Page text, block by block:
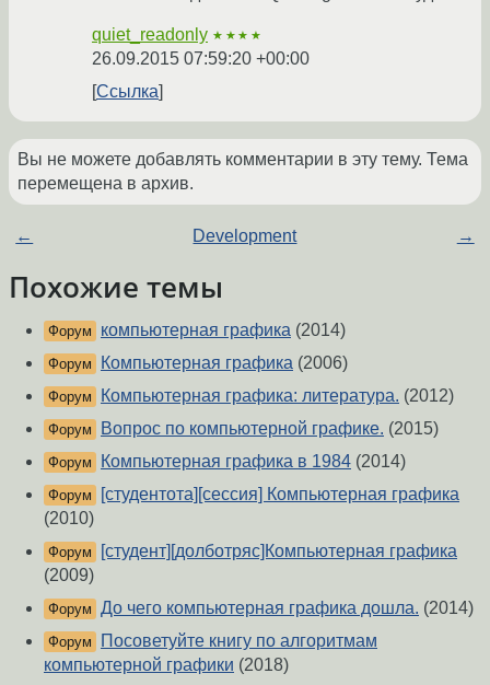
quiet_readonly ★★★★
26.09.2015 07:59:20 +00:00
Ссылка
Вы не можете добавлять комментарии в эту тему. Тема
перемещена в архив.
← Development →
Похожие темы
Форум компьютерная графика (2014)
Форум Компьютерная графика (2006)
Форум Компьютерная графика: литература. (2012)
Форум Вопрос по компьютерной графике. (2015)
Форум Компьютерная графика в 1984 (2014)
Форум
[студентота][сессия] Компьютерная графика
(2010)
Форум
[студент][долботряс]Компьютерная графика
(2009)
Форум До чего компьютерная графика дошла. (2014)
Форум
Посоветуйте книгу по алгоритмам
компьютерной графики (2018)